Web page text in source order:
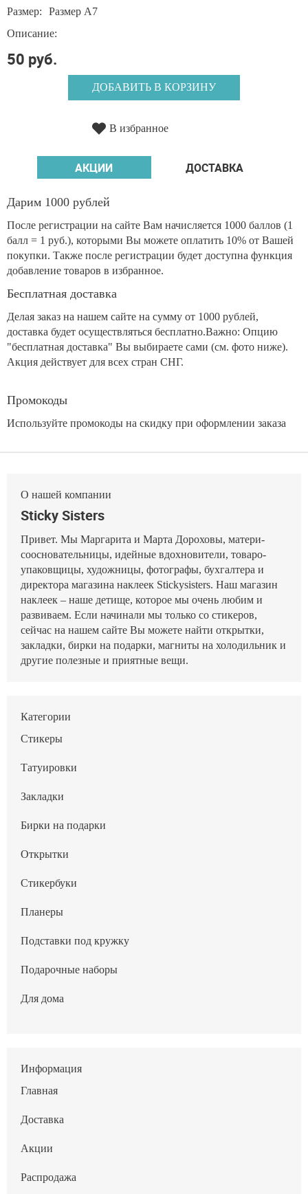
Размер:
Размер А7
Описание:
50 руб.
ДОБАВИТЬ В КОРЗИНУ
В избранное
АКЦИИ ДОСТАВКА
Дарим 1000 рублей
После регистрации на сайте Вам начисляется 1000 баллов (1
балл = 1 руб.), которыми Вы можете оплатить 10% от Вашей
покупки. Также после регистрации будет доступна функция
добавление товаров в избранное.
Бесплатная доставка
Делая заказ на нашем сайте на сумму от 1000 рублей,
доставка будет осуществляться бесплатно.Важно: Опцию
"бесплатная доставка" Вы выбираете сами (см. фото ниже).
Акция действует для всех стран СНГ.
Промокоды
Используйте промокоды на скидку при оформлении заказа
О нашей компании
Sticky Sisters
Привет. Мы Маргарита и Марта Дороховы, матери-
соосновательницы, идейные вдохновители, товаро-
упаковщицы, художницы, фотографы, бухгалтера и
директора магазина наклеек Stickysisters. Наш магазин
наклеек – наше детище, которое мы очень любим и
развиваем. Если начинали мы только со стикеров,
сейчас на нашем сайте Вы можете найти открытки,
закладки, бирки на подарки, магниты на холодильник и
другие полезные и приятные вещи.
Категории
Стикеры
Татуировки
Закладки
Бирки на подарки
Открытки
Стикербуки
Планеры
Подставки под кружку
Подарочные наборы
Для дома
Информация
Главная
Доставка
Акции
Распродажа